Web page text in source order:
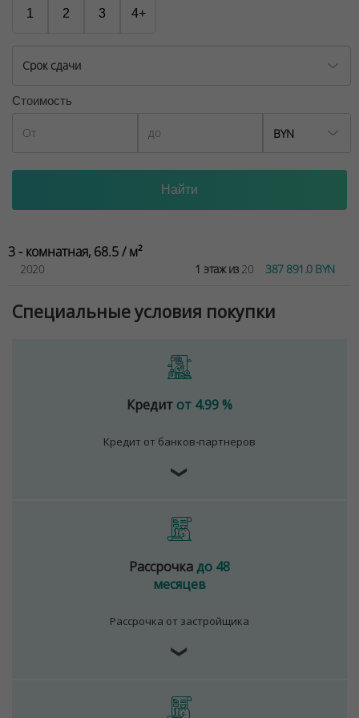
1 2 3 4+
Срок сдачи
Стоимость
BYN
3 - комнатная, 68.5 / м²
2020 1 этаж из20 387 891.0 BYN
Специальные условия покупки
Кредит от 4.99 %
Кредит от банков-партнеров
❯
Рассрочкадо 48
месяцев
Рассрочка от застройщика
❯